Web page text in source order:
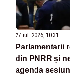
27 iul. 2026, 10:31
Parlamentarii
din PNRR și
agenda